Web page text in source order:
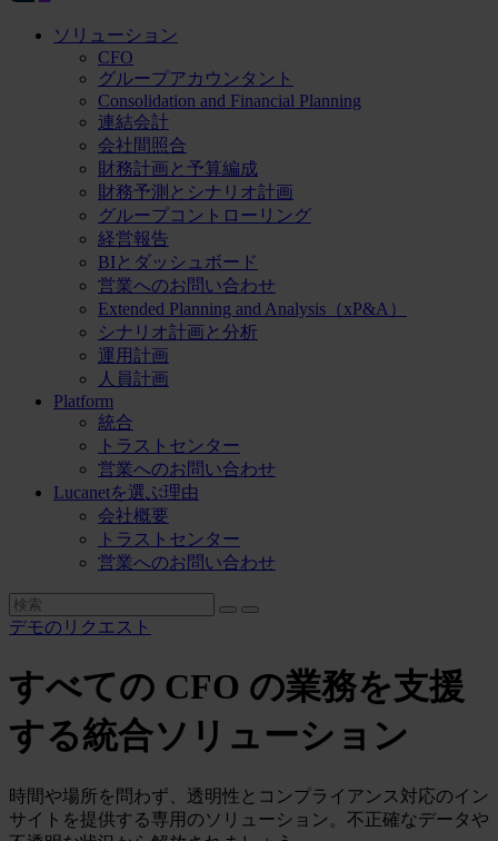
ソリューション
CFO
グループアカウンタント
Consolidation and Financial Planning
連結会計
会社間照合
財務計画と予算編成
財務予測とシナリオ計画
グループコントローリング
経営報告
BIとダッシュボード
営業へのお問い合わせ
Extended Planning and Analysis（xP&A）
シナリオ計画と分析
運用計画
人員計画
Platform
統合
トラストセンター
営業へのお問い合わせ
Lucanetを選ぶ理由
会社概要
トラストセンター
営業へのお問い合わせ
デモのリクエスト
すべての CFO の業務を支援
する統合ソリューション
時間や場所を問わず、透明性とコンプライアンス対応のイン
サイトを提供する専用のソリューション。不正確なデータや